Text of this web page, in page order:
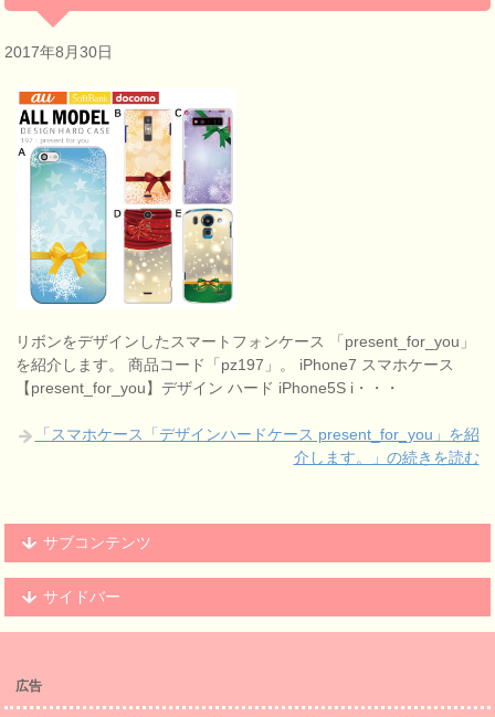
2017年8月30日
リボンをデザインしたスマートフォンケース 「present_for_you」
を紹介します。 商品コード「pz197」。 iPhone7 スマホケース
【present_for_you】デザイン ハード iPhone5S i・・・
「スマホケース「デザインハードケース present_for_you」を紹
介します。」の続きを読む
サブコンテンツ
サイドバー
広告